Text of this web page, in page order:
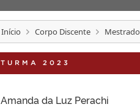
Início Corpo Discente Mestrado
TURMA 2023
Amanda da Luz Perachi